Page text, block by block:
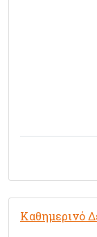
Καθημερινό